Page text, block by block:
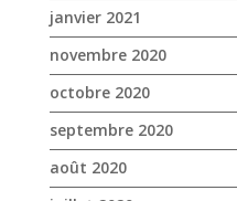
juillet 2020
juin 2020
mai 2020
avril 2020
mars 2020